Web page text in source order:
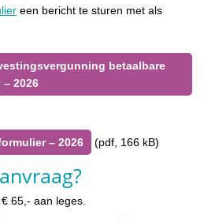
een bericht te sturen met als
betaalbare
2026
– 2026 (pdf, 166 kB)
65,- aan leges.